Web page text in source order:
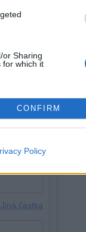
or Sharing
for which it
CONFIRM
Policy
a jejich